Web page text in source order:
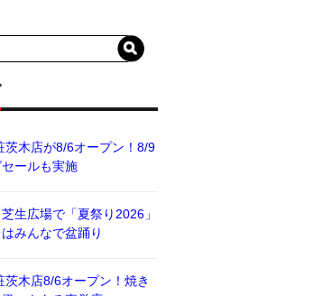
茨木店が8/6オープン！8/9
ールも実施
生広場で「夏祭り2026」
みんなで盆踊り
木店8/6オープン！焼き